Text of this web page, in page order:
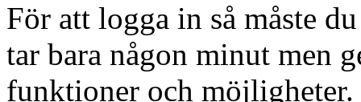
För att logga in så måste
tar bara någon minut men
funktioner och